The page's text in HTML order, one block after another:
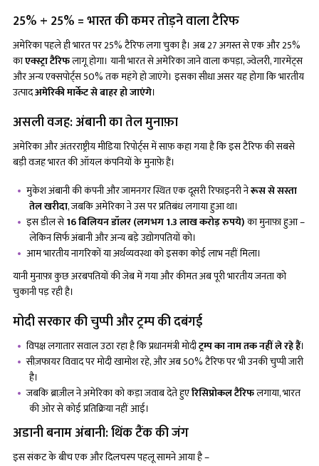
25% + 25% = भारत की कमर तोड़ने वाला टैरिफ
अमेरिका पहले ही भारत पर 25% टैरिफ लगा चुका है। अब 27 अगस्त से एक और 25%
काएक्स्ट्रा टैरिफलागू होगा। यानी भारत से अमेरिका जाने वाला कपड़ा, ज्वेलरी, गारमेंट्स
और अन्य एक्सपोर्ट्स 50% तक महंगे हो जाएंगे। इसका सीधा असर यह होगा कि भारतीय
उत्पादअमेरिकी मार्केट से बाहर हो जाएंगे।
असली वजह: अंबानी का तेल मुनाफ़ा
अमेरिका और अंतरराष्ट्रीय मीडिया रिपोर्ट्स में साफ़ कहा गया है कि इस टैरिफ की सबसे
बड़ी वजह भारत की ऑयल कंपनियों के मुनाफ़े हैं।
मुकेश अंबानी की कंपनी और जामनगर स्थित एक दूसरी रिफाइनरी नेरूस से सस्ता
तेल खरीदा, जबकि अमेरिका ने उस पर प्रतिबंध लगाया हुआ था।
इस डील से16 बिलियन डॉलर (लगभग 1.3 लाख करोड़ रुपये)का मुनाफ़ा हुआ –
लेकिन सिर्फ अंबानी और अन्य बड़े उद्योगपतियों को।
आम भारतीय नागरिकों या अर्थव्यवस्था को इसका कोई लाभ नहीं मिला।
यानी मुनाफ़ा कुछ अरबपतियों की जेब में गया और कीमत अब पूरी भारतीय जनता को
चुकानी पड़ रही है।
मोदी सरकार की चुप्पी और ट्रम्प की दबंगई
विपक्ष लगातार सवाल उठा रहा है कि प्रधानमंत्री मोदीट्रम्प का नाम तक नहीं ले रहे हैं।
सीज़फायर विवाद पर मोदी खामोश रहे, और अब 50% टैरिफ पर भी उनकी चुप्पी जारी
है।
जबकि ब्राज़ील ने अमेरिका को कड़ा जवाब देते हुएरिसिप्रोकल टैरिफलगाया, भारत
की ओर से कोई प्रतिक्रिया नहीं आई।
अडानी बनाम अंबानी: थिंक टैंक की जंग
इस संकट के बीच एक और दिलचस्प पहलू सामने आया है –